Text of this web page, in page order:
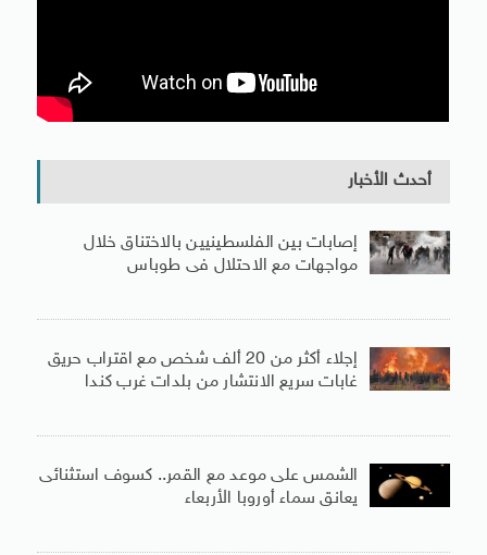
أحدث الأخبار
إصابات بين الفلسطينيين بالاختناق خلال
مواجهات مع الاحتلال فى طوباس
إجلاء أكثر من 20 ألف شخص مع اقتراب حريق
غابات سريع الانتشار من بلدات غرب كندا
الشمس على موعد مع القمر.. كسوف استثنائى
يعانق سماء أوروبا الأربعاء